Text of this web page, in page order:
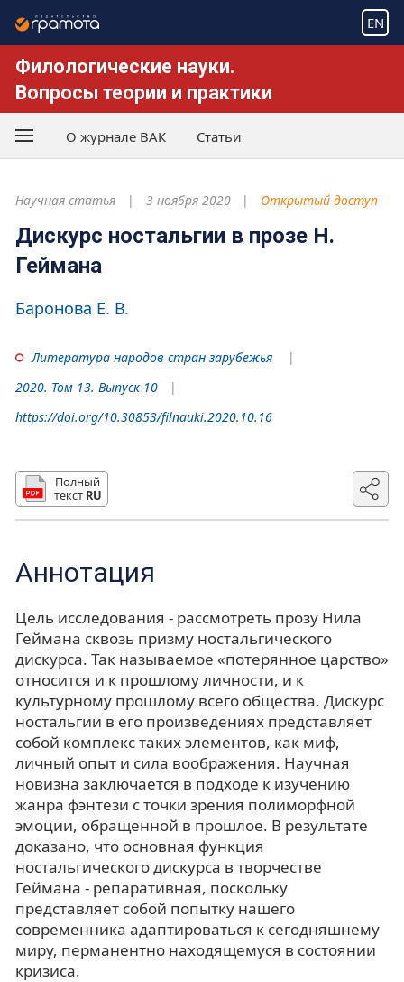
EN
Филологические науки.
Вопросы теории и практики
О журнале ВАК Статьи
Научная статья 3 ноября 2020 Открытый доступ
Дискурс ностальгии в прозе Н.
Геймана
Баронова Е. В.
Литература народов стран зарубежья
2020. Том 13. Выпуск 10
https://doi.org/10.30853/filnauki.2020.10.16
Полный
текст RU
Аннотация
Цель исследования - рассмотреть прозу Нила
Геймана сквозь призму ностальгического
дискурса. Так называемое «потерянное царство»
относится и к прошлому личности, и к
культурному прошлому всего общества. Дискурс
ностальгии в его произведениях представляет
собой комплекс таких элементов, как миф,
личный опыт и сила воображения. Научная
новизна заключается в подходе к изучению
жанра фэнтези с точки зрения полиморфной
эмоции, обращенной в прошлое. В результате
доказано, что основная функция
ностальгического дискурса в творчестве
Геймана - репаративная, поскольку
представляет собой попытку нашего
современника адаптироваться к сегодняшнему
миру, перманентно находящемуся в состоянии
кризиса.